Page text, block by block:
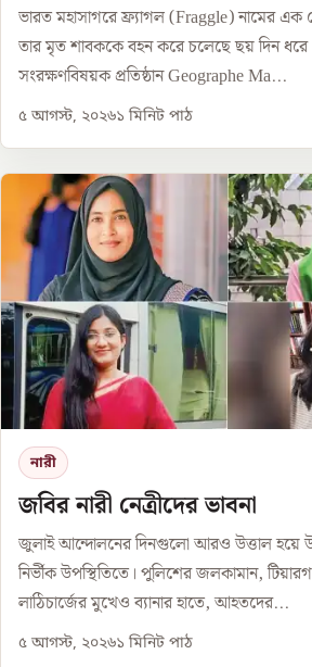
ভারত মহাসাগরে ফ্র্যাগল (Fraggle) নামের
তার মৃত শাবককে বহন করে চলেছে ছয় দিন
সংরক্ষণবিষয়ক প্রতিষ্ঠান Geographe Ma...
৫ আগস্ট, ২০২৬১ মিনিট পাঠ
নারী
জবির নারী নেত্রীদের ভাবনা
জুলাই আন্দোলনের দিনগুলো আরও উত্তাল হয়ে
নির্ভীক উপস্থিতিতে। পুলিশের জলকামান,
লাঠিচার্জের মুখেও ব্যানার হাতে, আহতদের...
৫ আগস্ট, ২০২৬১ মিনিট পাঠ